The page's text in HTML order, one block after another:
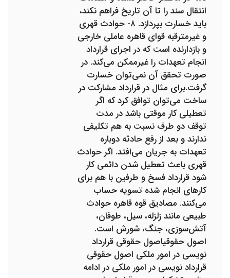
انتقال سند را تا آن تاریخ فراهم نکند،
باید خسارت بپردازد. ۸- حوادث قهری
و غیرمترقبه قوای قاهره عاملی خارجی
و بازدارنده است که در اجرای قرارداد
انجام تعهدات را غیرممکن می‌کند. در
صورت تحقق آن نمی‌توان خسارت
گرفت.برای مثال در قرارداد مشارکت در
ساخت می‌توان توافق کرد که اگر
تعطیلی کار موقتی باشد در مدت
توقف دو طرف نسبت به هم تکلیفی
ندارند و بعد از رفع حادثه دوباره
تعهدات به جریان می‌افتد. اگر حوادث
قهری باعث تعطیل شدن دائمی کار
شود قرارداد فسخ و طرفین با هم برای
کارهای انجام شده تسویه حساب
می‌کنند. مصادیق قوه قاهره حوادث
طبیعی مانند زلزله، سیل، طوفان،
آتش‌سوزی، جنگ، شورش است.
اصول حقوقیاصول حقوقی قرارداد
نویسی در امور ملکی اصول حقوقی
قرارداد نویسی در امور ملکی در ادامه